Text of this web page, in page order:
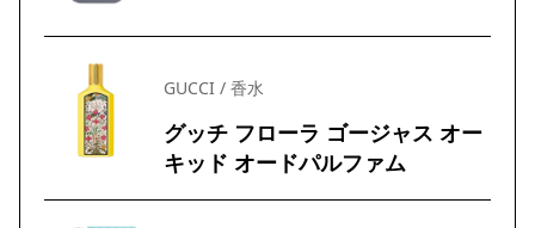
GUCCI / 香水
グッチ フローラ ゴージャス オー
キッド オードパルファム